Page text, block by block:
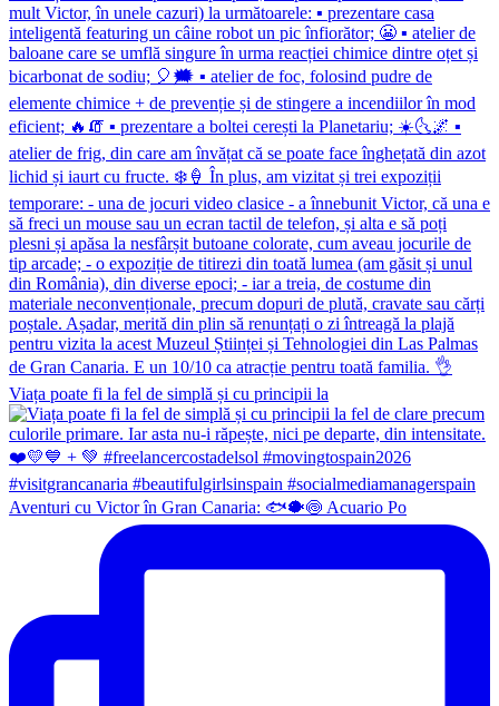
Viața poate fi la fel de simplă și cu principii la
Aventuri cu Victor în Gran Canaria: 🐟🐡🍥 Acuario Po